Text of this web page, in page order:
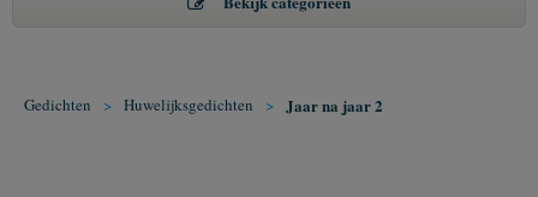
Gedichten > Huwelijksgedichten > Jaar na jaar 2